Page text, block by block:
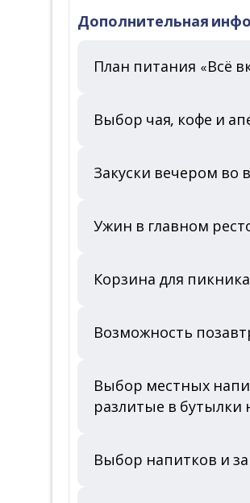
Дополнительная
План питания «Всё
Выбор чая, кофе и
Закуски вечером во
Ужин в главном
Корзина для
Возможность
Выбор местных
разлитые в бутылки
Выбор напитков и